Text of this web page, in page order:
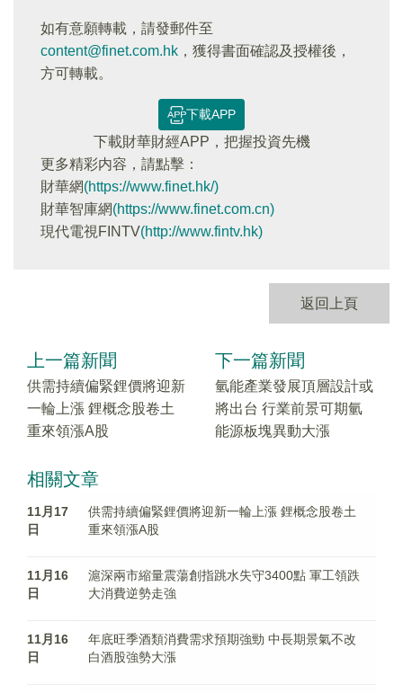
如有意願轉載，請發郵件至
content@finet.com.hk ，獲得書面確認及授權後，
方可轉載。
下載APP
下載財華財經APP，把握投資先機
更多精彩内容，請點擊：
財華網(https://www.finet.hk/)
財華智庫網(https://www.finet.com.cn)
現代電視FINTV(http://www.fintv.hk)
返回上頁
上一篇新聞
供需持續偏緊鋰價將迎新
一輪上漲 鋰概念股卷土
重來領漲A股
下一篇新聞
氫能產業發展頂層設計或
將出台 行業前景可期氫
能源板塊異動大漲
相關文章
11月17
日
供需持續偏緊鋰價將迎新一輪上漲 鋰概念股卷土
重來領漲A股
11月16
日
滬深兩市縮量震蕩創指跳水失守3400點 軍工領跌
大消費逆勢走強
11月16
日
年底旺季酒類消費需求預期強勁 中長期景氣不改
白酒股強勢大漲